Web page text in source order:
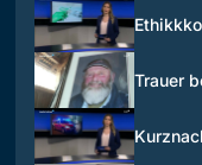
Trauer